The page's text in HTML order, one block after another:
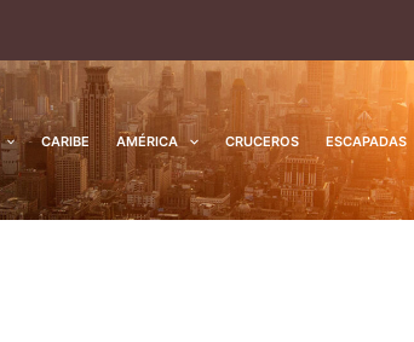
CARIBE AMÉRICA CRUCEROS ESCAPADAS